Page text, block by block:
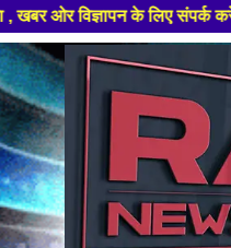
के लिए संपर्क करे +91
Skip
to
content